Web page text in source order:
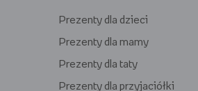
Prezenty dla dzieci
Prezenty dla mamy
Prezenty dla taty
Prezenty dla przyjaciółki